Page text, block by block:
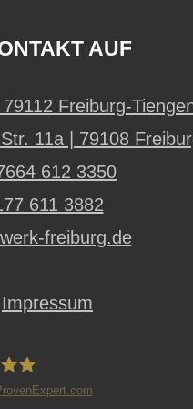
AUF
Freiburg-
11a | 79108
612 3350
611 3882
freiburg.de
Impressum